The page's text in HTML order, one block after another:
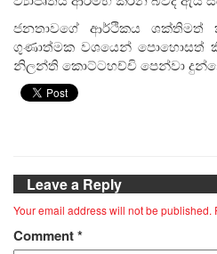
ජනතාවගේ ආර්ථිකය ශක්තිමත්
ගුණාත්මක වශයෙන් පොහොසත්
නිලන්ති කොට්ටහච්චි පෙන්වා
Leave a Reply
Your email address will not be published.
Comment*